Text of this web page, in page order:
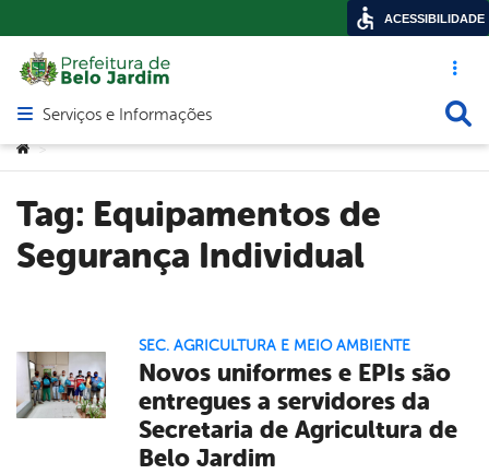
Acesso
Abrir menu principal de navegação
Serviços e Informações
Você está aqui:
>
Tag: Equipamentos de
Segurança Individual
SEC. AGRICULTURA E MEIO AMBIENTE
Novos uniformes e EPIs são
entregues a servidores da
Secretaria de Agricultura de
Belo Jardim
ACESSIBILIDADE